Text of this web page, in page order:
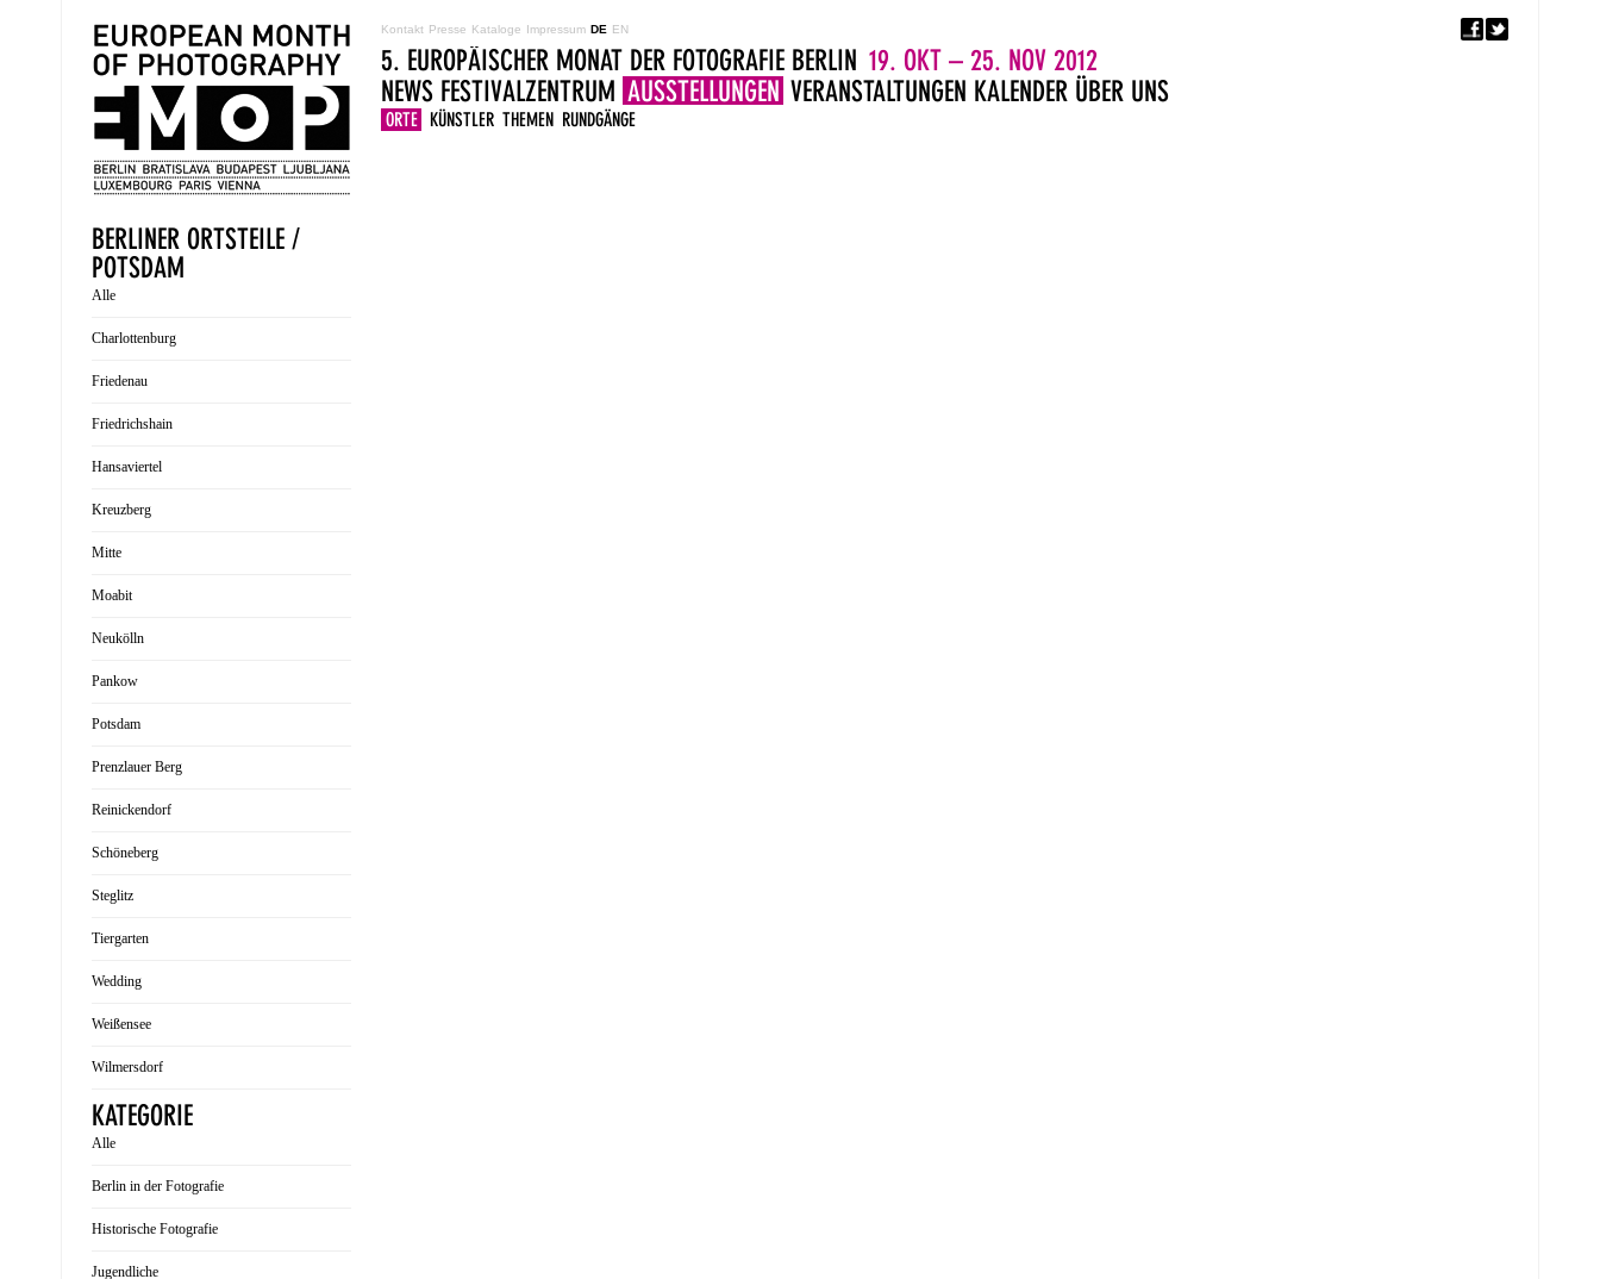
Kontakt Presse Kataloge Impressum DE EN 5. EUROPÄISCHER
5. EUROPÄISCHER MONAT DER FOTOGRAFIE BERLIN 19. OKT – 25. NOV 2012
NEWS FESTIVALZENTRUM AUSSTELLUNGEN
ORTE KÜNSTLER THEMEN RUNDGÄNGE
VERANSTALTUNGEN KALENDER ÜBER UNS
BERLINER ORTSTEILE /
POTSDAM
Alle
Charlottenburg
Friedenau
Friedrichshain
Hansaviertel
Kreuzberg
Mitte
Moabit
Neukölln
Pankow
Potsdam
Prenzlauer Berg
Reinickendorf
Schöneberg
Steglitz
Tiergarten
Wedding
Weißensee
Wilmersdorf
KATEGORIE
Alle
Berlin in der Fotografie
Historische Fotografie
Jugendliche